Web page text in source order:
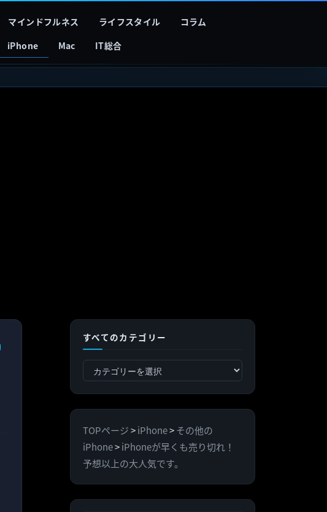
マインドフルネス ライフスタイル
コラム
iPhone Mac IT総合
すべてのカテゴリー
べ
カ
テ
ゴ
リ
ー
TOPページ>iPhone>その他の
iPhone>iPhoneが早くも売り切れ！
予想以上の大人気です。